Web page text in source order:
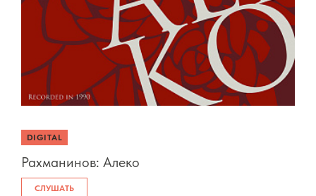
DIGITAL
Рахманинов: Алеко
СЛУШАТЬ